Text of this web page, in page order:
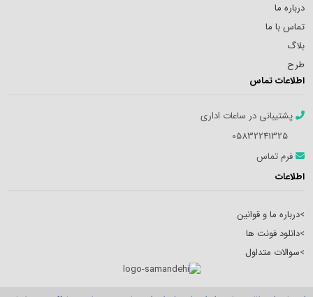
درباره ما
تماس با ما
بلاگ
طرح
اطلاعات تماس
پشتیبانی در ساعات اداری
05832241325
فرم تماس
اطلاعات
>درباره ما و قوانین
>دانلود فونت ها
>سوالات متداول